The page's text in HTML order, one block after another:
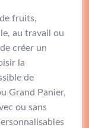
fruits,
au travail ou
créer un
la
de
Grand Panier,
ou sans